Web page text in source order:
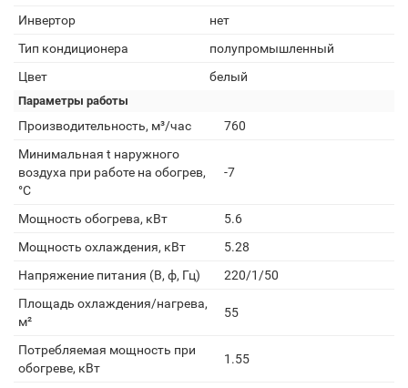
Инвертор
нет
Тип кондиционера
полупромышленный
Цвет
белый
Параметры работы
Производительность, м³/час
760
Минимальная t наружного
воздуха при работе на обогрев,
°С
-7
Мощность обогрева, кВт
5.6
Мощность охлаждения, кВт
5.28
Напряжение питания (В, ф, Гц)
220/1/50
Площадь охлаждения/нагрева,
м²
55
Потребляемая мощность при
обогреве, кВт
1.55